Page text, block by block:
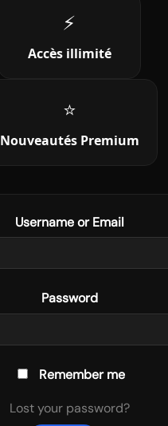
⚡
Accès illimité
⭐
Nouveautés Premium
Username or Email
Password
Remember me
Lost your password?